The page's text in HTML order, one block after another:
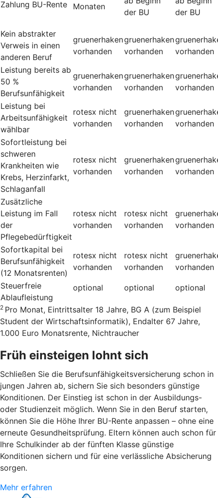
Zahlung BU-Rente
Monaten
der BU
der BU
Kein abstrakter
Verweis in einen
anderen Beruf
gruenerhaken
vorhanden
gruenerhaken
vorhanden
vorhanden
Leistung bereits ab
50 %
Berufsunfähigkeit
gruenerhaken
vorhanden
gruenerhaken
vorhanden
vorhanden
Leistung bei
Arbeitsunfähigkeit
wählbar
rotesx nicht
vorhanden
gruenerhaken
vorhanden
vorhanden
Sofortleistung bei
schweren
Krankheiten wie
Krebs, Herzinfarkt,
Schlaganfall
rotesx nicht
vorhanden
gruenerhaken
vorhanden
vorhanden
Zusätzliche
Leistung im Fall
der
Pflegebedürftigkeit
rotesx nicht
vorhanden
rotesx nicht
vorhanden
vorhanden
Sofortkapital bei
Berufsunfähigkeit
(12 Monatsrenten)
rotesx nicht
vorhanden
rotesx nicht
vorhanden
vorhanden
Steuerfreie
Ablaufleistung
optional optional optional
2 Pro Monat, Eintrittsalter 18 Jahre, BG A (zum Beispiel
Student der Wirtschaftsinformatik), Endalter 67 Jahre,
1.000 Euro Monatsrente, Nichtraucher
Früh einsteigen lohnt sich
Schließen Sie die Berufsunfähigkeitsversicherung schon in
jungen Jahren ab, sichern Sie sich besonders günstige
Konditionen. Der Einstieg ist schon in der Ausbildungs-
oder Studienzeit möglich. Wenn Sie in den Beruf starten,
können Sie die Höhe Ihrer BU-Rente anpassen – ohne eine
erneute Gesundheitsprüfung. Eltern können auch schon für
Ihre Schulkinder ab der fünften Klasse günstige
Konditionen sichern und für eine verlässliche Absicherung
sorgen.
Mehr erfahren